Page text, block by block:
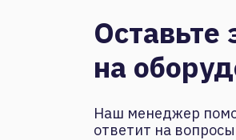
Оставьте
на
Наш менеджер
ответит на